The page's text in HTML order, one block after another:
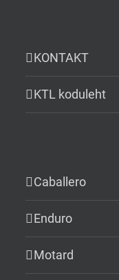
KONTAKT
KTL koduleht
Caballero
Enduro
Motard